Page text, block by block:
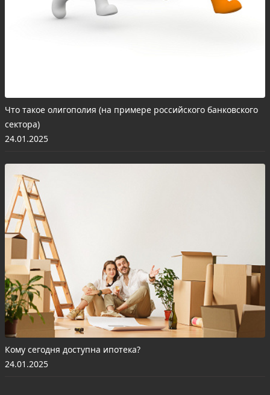
Что такое олигополия (на примере российского банковского
сектора)
24.01.2025
Кому сегодня доступна ипотека?
24.01.2025